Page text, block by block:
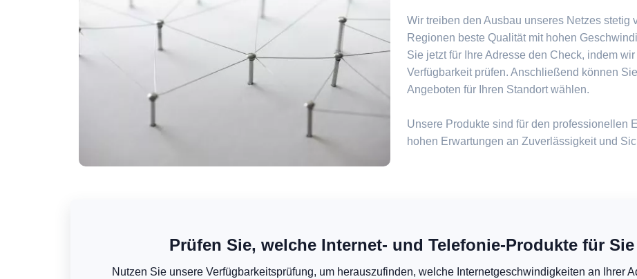
Wir treiben den Ausbau unseres Netzes stetig
Regionen beste Qualität mit hohen
Sie jetzt für Ihre Adresse den Check, indem
Verfügbarkeit prüfen. Anschließend können
Angeboten für Ihren Standort wählen.
Unsere Produkte sind für den professionellen
hohen Erwartungen an Zuverlässigkeit und
Prüfen Sie, welche Internet- und Telefonie-Produkte für
Nutzen Sie unsere Verfügbarkeitsprüfung, um herauszufinden, welche Internetgeschwindigkeiten an Ihrer